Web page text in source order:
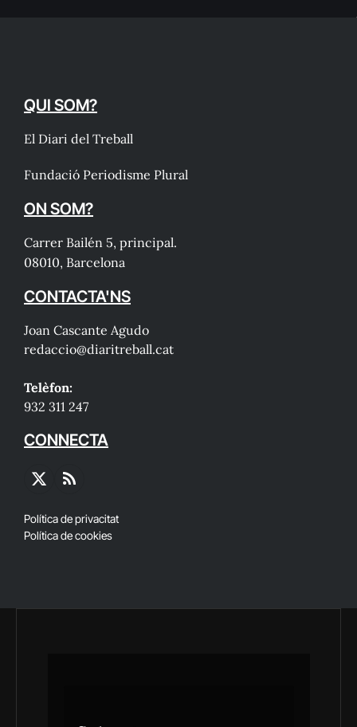
QUI SOM?
El Diari del Treball
Fundació Periodisme Plural
ON SOM?
Carrer Bailén 5, principal.
08010, Barcelona
CONTACTA'NS
Joan Cascante Agudo
redaccio@diaritreball.cat
Telèfon:
932 311 247
CONNECTA
X
RSS
Política de privacitat
Política de cookies